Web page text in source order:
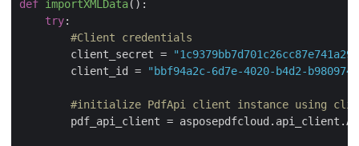
def importXMLData():
try:
#Client credentials
        client_secret =
        client_id =
"bbf94a2c-6d7e-4020-b4d2-
#initialize PdfApi client instance using
pdf_api_client =